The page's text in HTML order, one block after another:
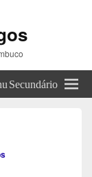
Secundário